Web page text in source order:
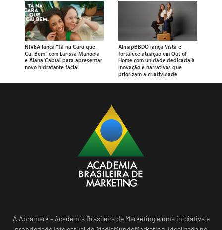
NIVEA lança “Tá na Cara que
Cai Bem” com Larissa Manoela
e Alana Cabral para apresentar
novo hidratante facial
AlmapBBDO lança Vista e
fortalece atuação em Out of
Home com unidade dedicada à
inovação e narrativas que
priorizam a criatividade
A Abramark – Academia Brasileira de Marketing é uma iniciativa e